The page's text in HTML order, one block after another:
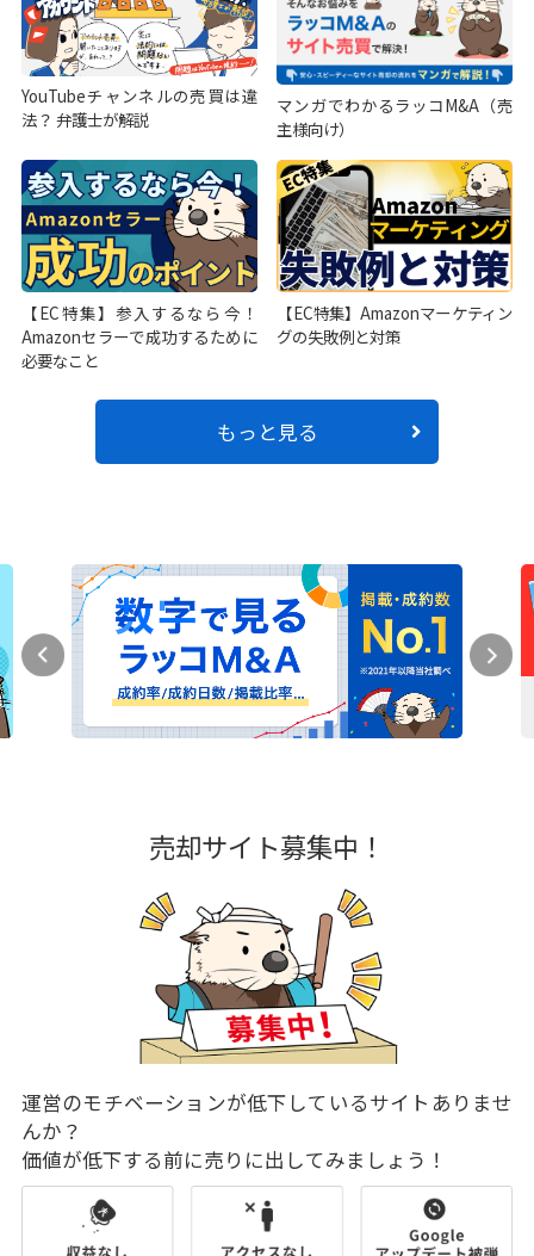
YouTubeチャンネルの売買は違
法？ 弁護士が解説
マンガでわかるラッコM&A（売
主様向け）
【EC特集】参入するなら今！
Amazonセラーで成功するために
必要なこと
【EC特集】Amazonマーケティン
グの失敗例と対策
もっと見る
売却サイト募集中！
運営のモチベーションが低下しているサイトありませ
んか？
価値が低下する前に売りに出してみましょう！